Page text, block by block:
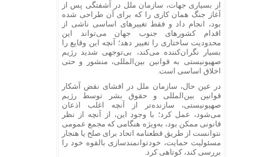
از بسیاری جهات، سازمان ملل در آشفتگی پس از
آغاز جنگ همان کاری را که برای آن طراحی شده
بود، انجام داد و فقط تغییر‌های اساسی ناشی از
اقدام کشور‌های جنوب جهان می‌تواند این
محدودیت ساختاری را تغییر دهد؛ آنچه این وقایع را
بسیار نگران‌کننده می‌کند، بی‌توجهی شدید رژیم
صهیونیستی به قوانین بین‌المللی، منشور و حتی
اخلاق اساسی است.
در عین حال، سازمان ملل در افشای نقض آشکار
قوانین بین‌المللی و حقوق بشر توسط رژیم
صهیونیستی، سازنده‌تر از آنچه اغلب اذعان
می‌شود، عمل کرد؛ با وجود این، از آنچه از نظر
قانونی ممکن بود، به‌ویژه هنگامی که مجمع عمومی
نتوانست از طریق قطعنامه اتحاد برای صلح یا هنجار
مسئولیت حمایت، خودتوانمندسازی بالقوه خود را
بررسی کند، کوتاهی کرد.